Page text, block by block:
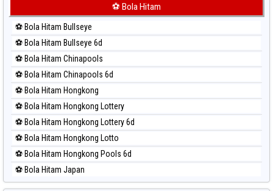
⚽ Bola Merah Kuda Lari
⚽ Bola Merah Magnum Cambodia
⚽ Bola Merah Nagoya
⚽ Bola Merah North Carolina Day
⚽ Bola Merah Pcso
⚽ Bola Merah Sao Paulo
⚽ Bola Merah Singapore
⚽ Bola Merah Sydney
⚽ Bola Merah Sydney Lottery
⚽ Bola Merah Sydney Lottery 6d
⚽ Bola Merah Sydney Lotto
⚽ Bola Hitam
⚽ Bola Hitam Bullseye
⚽ Bola Hitam Bullseye 6d
⚽ Bola Hitam Chinapools
⚽ Bola Hitam Chinapools 6d
⚽ Bola Hitam Hongkong
⚽ Bola Hitam Hongkong Lottery
⚽ Bola Hitam Hongkong Lottery 6d
⚽ Bola Hitam Hongkong Lotto
⚽ Bola Hitam Hongkong Pools 6d
⚽ Bola Hitam Japan
⚽ Bola Hitam Japan 6d